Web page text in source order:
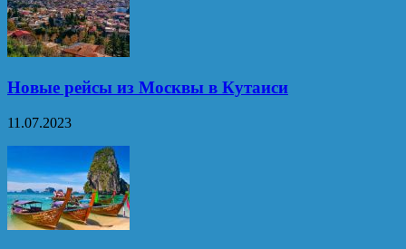
Новые рейсы из Москвы в Кутаиси
11.07.2023